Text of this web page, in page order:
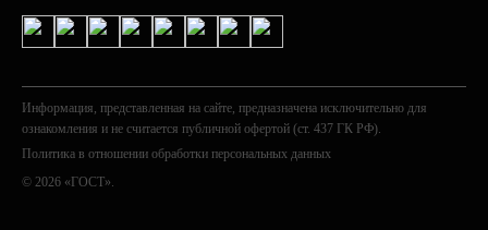
© 2026 «ГОСТ».
Информация, представленная на сайте, предназначена исключительно для
ознакомления и не считается публичной офертой (ст. 437 ГК РФ).
Политика в отношении обработки персональных данных